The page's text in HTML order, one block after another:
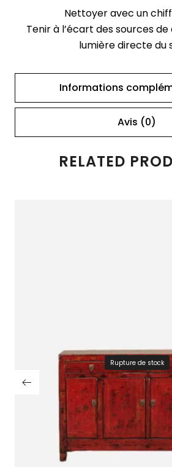
Nettoyer avec un
Tenir à l’écart des sources
lumière directe du
Informations
Avis (0)
RELATED
Rupture de stock